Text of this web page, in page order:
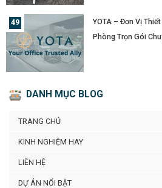
YOTA – Đơn Vị
Phòng Trọn Gói
DANH MỤC BLOG
TRANG CHỦ
KINH NGHIỆM HAY
LIÊN HỆ
DỰ ÁN NỔI BẬT